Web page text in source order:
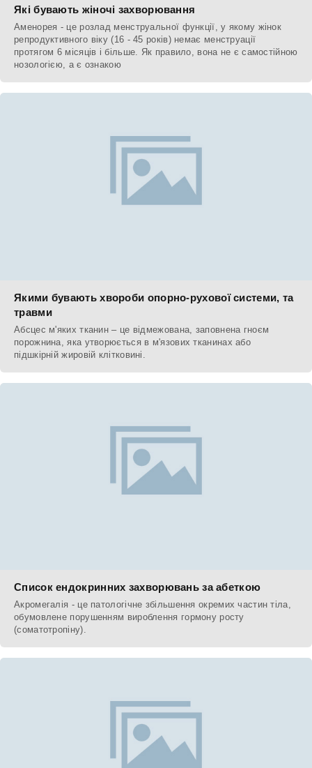
Які бувають жіночі захворювання
Аменорея - це розлад менструальної функції, у якому жінок
репродуктивного віку (16 - 45 років) немає менструації
протягом 6 місяців і більше. Як правило, вона не є самостійною
нозологією, а є ознакою
Якими бувають хвороби опорно-рухової системи, та
травми
Абсцес м'яких тканин – це відмежована, заповнена гноєм
порожнина, яка утворюється в м'язових тканинах або
підшкірній жировій клітковині.
Список ендокринних захворювань за абеткою
Акромегалія - це патологічне збільшення окремих частин тіла,
обумовлене порушенням вироблення гормону росту
(соматотропіну).